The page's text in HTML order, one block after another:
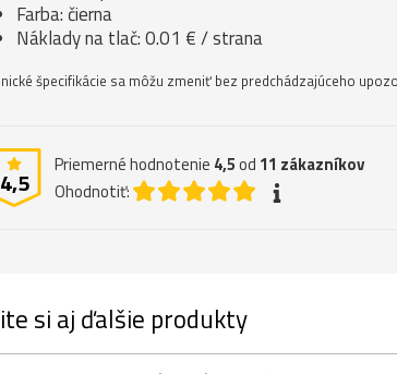
Farba: čierna
Náklady na tlač: 0.01 € / strana
špecifikácie sa môžu zmeniť bez predchádzajúceho
4,5
Priemerné hodnotenie 4,5od 11 zákazníkov
Ohodnotiť:
si aj ďalšie produkty